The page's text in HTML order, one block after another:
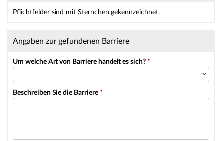
Pflichtfelder sind mit Sternchen gekennzeichnet.
Angaben zur gefundenen Barriere
Um welche Art von Barriere handelt es sich? *
Beschreiben Sie die Barriere *